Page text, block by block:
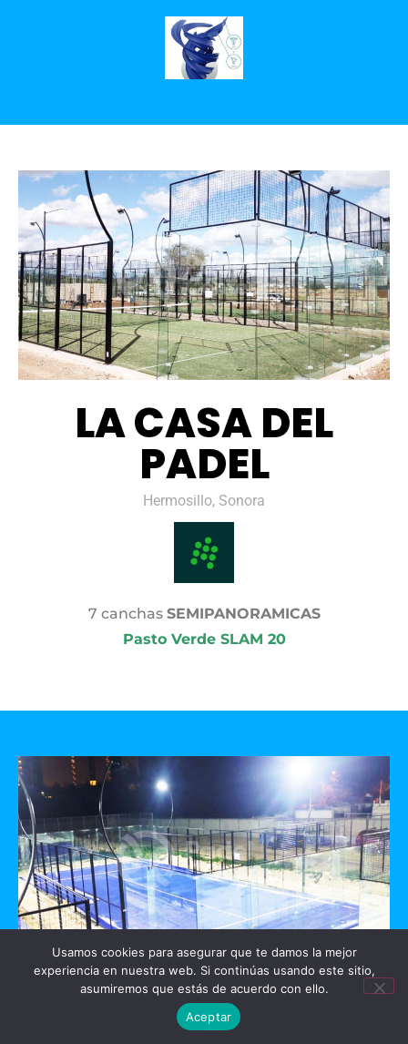
LA CASA DEL
PADEL
Hermosillo, Sonora
7 canchas SEMIPANORAMICAS
Pasto Verde SLAM 20
GO PADEL
Usamos cookies para asegurar que te damos la mejor
experiencia en nuestra web. Si continúas usando este sitio,
asumiremos que estás de acuerdo con ello.
Aceptar